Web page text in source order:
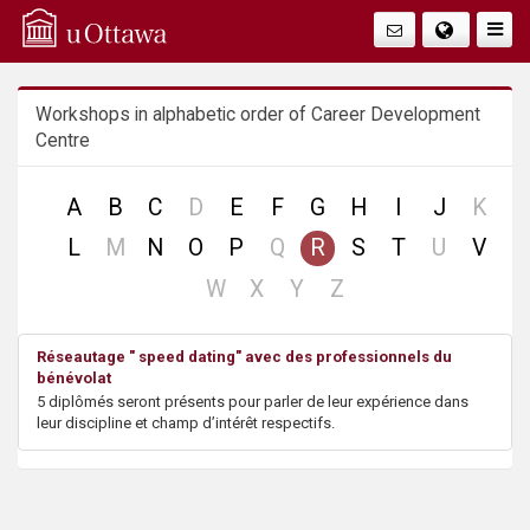
Q
u
Workshops in alphabetic order of Career Development
Centre
A B C Dno
record
E F G H J Kno
L Mno
N O P Qno
record
R S T Uno
V
Wno
Xno
Yno
Zno
Réseautage " speed dating" avec des professionnels du
bénévolat
5 diplômés seront présents pour parler de leur expérience dans
leur discipline et champ d’intérêt respectifs.